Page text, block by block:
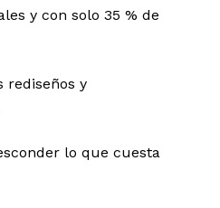
y con solo 35 % de
rediseños y
lo que cuesta